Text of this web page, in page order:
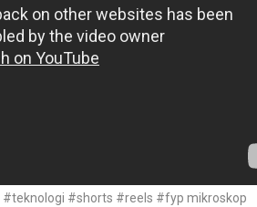
#shorts #reels #fyp mikroskop